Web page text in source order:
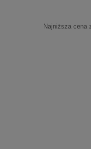
Najniższa cena